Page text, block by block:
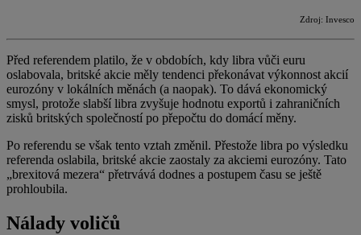
Zdroj: Invesco
Před referendem platilo, že v obdobích, kdy libra vůči euru
oslabovala, britské akcie měly tendenci překonávat výkonnost akcií
eurozóny v lokálních měnách (a naopak). To dává ekonomický
smysl, protože slabší libra zvyšuje hodnotu exportů i zahraničních
zisků britských společností po přepočtu do domácí měny.
Po referendu se však tento vztah změnil. Přestože libra po výsledku
referenda oslabila, britské akcie zaostaly za akciemi eurozóny. Tato
„brexitová mezera“ přetrvává dodnes a postupem času se ještě
prohloubila.
Nálady voličů